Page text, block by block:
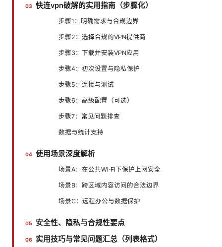
快连vpn破解的实用指南（步骤化）
步骤1：明确需求与合规边界
步骤2：选择合规的VPN提供商
步骤3：下载并安装VPN应用
步骤4：初次设置与隐私保护
步骤5：连接与测试
步骤6：高级配置（可选）
步骤7：常见问题排查
数据与统计支持
使用场景深度解析
场景A：在公共Wi‑Fi下保护上网安全
场景B：跨区域内容访问的合法边界
场景C：远程办公与数据保护
安全性、隐私与合规性要点
实用技巧与常见问题汇总（列表格式）